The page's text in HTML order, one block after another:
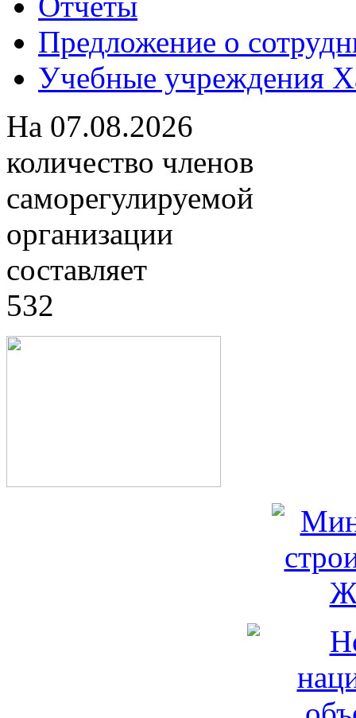
Предложение о
Учебные учреждения
На 07.08.2026
количество членов
саморегулируемой
организации
составляет
532